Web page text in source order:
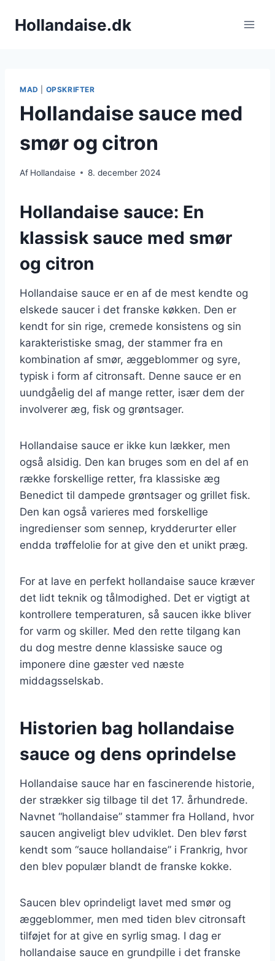
Hollandaise.dk
MAD OPSKRIFTER
Hollandaise sauce med
smør og citron
Af Hollandaise 8. december 2024
Hollandaise sauce: En
klassisk sauce med smør
og citron
Hollandaise sauce er en af de mest kendte og
elskede saucer i det franske køkken. Den er
kendt for sin rige, cremede konsistens og sin
karakteristiske smag, der stammer fra en
kombination af smør, æggeblommer og syre,
typisk i form af citronsaft. Denne sauce er en
uundgåelig del af mange retter, især dem der
involverer æg, fisk og grøntsager.
Hollandaise sauce er ikke kun lækker, men
også alsidig. Den kan bruges som en del af en
række forskellige retter, fra klassiske æg
Benedict til dampede grøntsager og grillet fisk.
Den kan også varieres med forskellige
ingredienser som sennep, krydderurter eller
endda trøffelolie for at give den et unikt præg.
For at lave en perfekt hollandaise sauce kræver
det lidt teknik og tålmodighed. Det er vigtigt at
kontrollere temperaturen, så saucen ikke bliver
for varm og skiller. Med den rette tilgang kan
du dog mestre denne klassiske sauce og
imponere dine gæster ved næste
middagsselskab.
Historien bag hollandaise
sauce og dens oprindelse
Hollandaise sauce har en fascinerende historie,
der strækker sig tilbage til det 17. århundrede.
Navnet “hollandaise” stammer fra Holland, hvor
saucen angiveligt blev udviklet. Den blev først
kendt som “sauce hollandaise” i Frankrig, hvor
den blev populær blandt de franske kokke.
Saucen blev oprindeligt lavet med smør og
æggeblommer, men med tiden blev citronsaft
tilføjet for at give en syrlig smag. I dag er
hollandaise sauce en grundpille i det franske